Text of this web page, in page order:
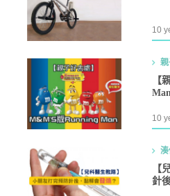
10
親
【
10
湊
【
針